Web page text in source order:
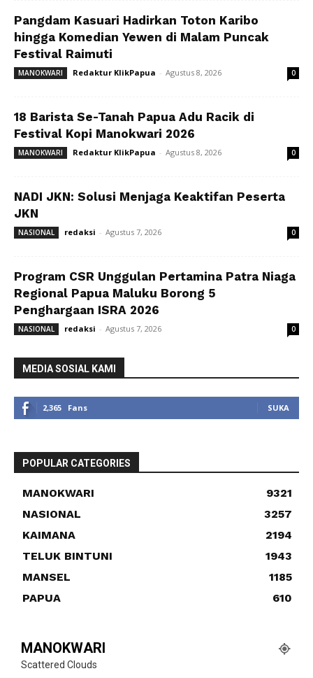
Pangdam Kasuari Hadirkan Toton Karibo
hingga Komedian Yewen di Malam Puncak
Festival Raimuti
MANOKWARI Redaktur KlikPapua - Agustus 8, 2026 0
18 Barista Se-Tanah Papua Adu Racik di
Festival Kopi Manokwari 2026
MANOKWARI Redaktur KlikPapua - Agustus 8, 2026 0
NADI JKN: Solusi Menjaga Keaktifan Peserta
JKN
NASIONAL redaksi - Agustus 7, 2026 0
Program CSR Unggulan Pertamina Patra Niaga
Regional Papua Maluku Borong 5
Penghargaan ISRA 2026
NASIONAL redaksi - Agustus 7, 2026 0
MEDIA SOSIAL KAMI
2,365 Fans SUKA
POPULAR CATEGORIES
MANOKWARI
9321
NASIONAL
3257
KAIMANA
2194
TELUK BINTUNI
1943
MANSEL
1185
PAPUA
610
MANOKWARI
Scattered Clouds